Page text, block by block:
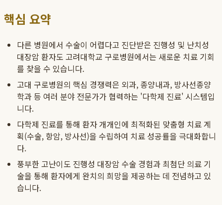
핵심 요약
다른 병원에서 수술이 어렵다고 진단받은 진행성 및 난치성
대장암 환자도 고려대학교 구로병원에서는 새로운 치료 기회
를 찾을 수 있습니다.
고대 구로병원의 핵심 경쟁력은 외과, 종양내과, 방사선종양
학과 등 여러 분야 전문가가 협력하는 '다학제 진료' 시스템입
니다.
다학제 진료를 통해 환자 개개인에 최적화된 맞춤형 치료 계
획(수술, 항암, 방사선)을 수립하여 치료 성공률을 극대화합니
다.
풍부한 고난이도 진행성 대장암 수술 경험과 최첨단 의료 기
술을 통해 환자에게 완치의 희망을 제공하는 데 전념하고 있
습니다.